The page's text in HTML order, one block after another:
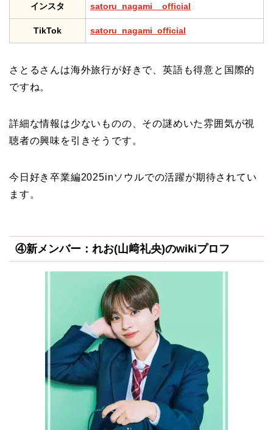
インスタ satoru_nagami__official
TikTok satoru_nagami_official
さとるさんは海外旅行が好きで、英語も得意と国際的
ですね。
詳細な情報は少ないものの、その謎めいた雰囲気が視
聴者の興味を引きそうです。
今日好き卒業編2025inソウルでの活躍が期待されてい
ます。
④新メンバー：れお(山﨑礼央)のwikiプロフ